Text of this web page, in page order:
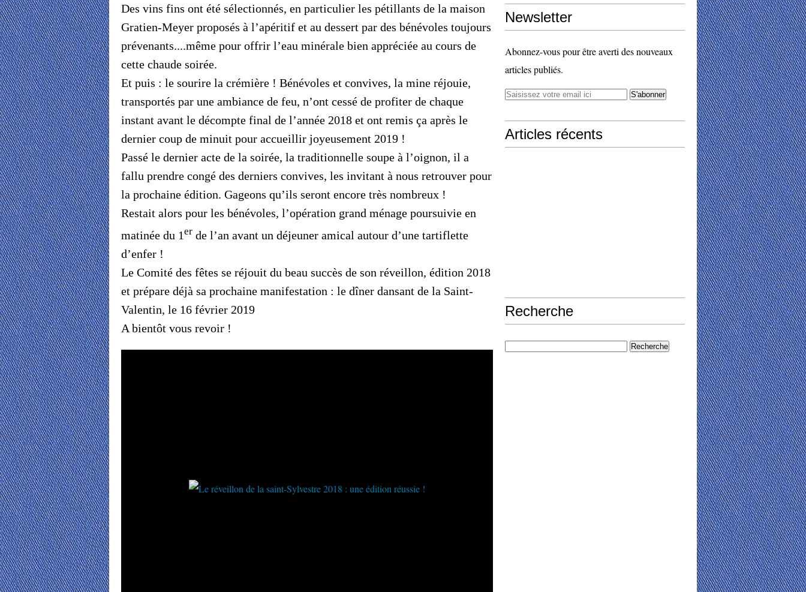
Des vins fins ont été sélectionnés, en particulier les pétillants de la maison
Gratien-Meyer proposés à l’apéritif et au dessert par des bénévoles toujours
prévenants....même pour offrir l’eau minérale bien appréciée au cours de
cette chaude soirée.
Et puis : le sourire la crémière ! Bénévoles et convives, la mine réjouie,
transportés par une ambiance de feu, n’ont cessé de profiter de chaque
instant avant le décompte final de l’année 2018 et ont remis ça après le
dernier coup de minuit pour accueillir joyeusement 2019 !
Passé le dernier acte de la soirée, la traditionnelle soupe à l’oignon, il a
fallu prendre congé des derniers convives, les invitant à nous retrouver pour
la prochaine édition. Gageons qu’ils seront encore très nombreux !
Restait alors pour les bénévoles, l’opération grand ménage poursuivie en
matinée du 1er de l’an avant un déjeuner amical autour d’une tartiflette
d’enfer !
Le Comité des fêtes se réjouit du beau succès de son réveillon, édition 2018
et prépare déjà sa prochaine manifestation : le dîner dansant de la Saint-
Valentin, le 16 février 2019
A bientôt vous revoir !
Newsletter
Abonnez-vous pour être averti des nouveaux
articles publiés.
Articles récents
Recherche